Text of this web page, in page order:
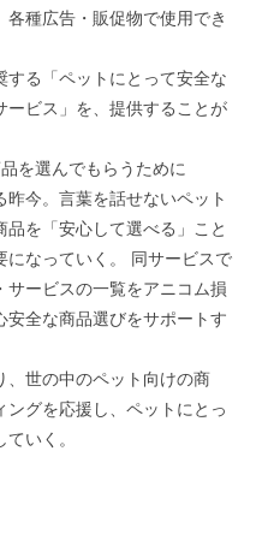
種広告・販促物で使用でき
する「ペットにとって安全な
ービス」を、提供することが
を選んでもらうために
今。言葉を話せないペット
を「安心して選べる」こと
になっていく。 同サービスで
サービスの一覧をアニコム損
全な商品選びをサポートす
、世の中のペット向けの商
グを応援し、ペットにとっ
いく。